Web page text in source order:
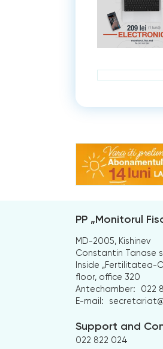
PP „Monitorul
MD-2005, Kishinev
Constantin Tanase
Inside „Fertilitatea-
floor, office 320
Antechamber:
022
E-mail:
Support and
022 822 024